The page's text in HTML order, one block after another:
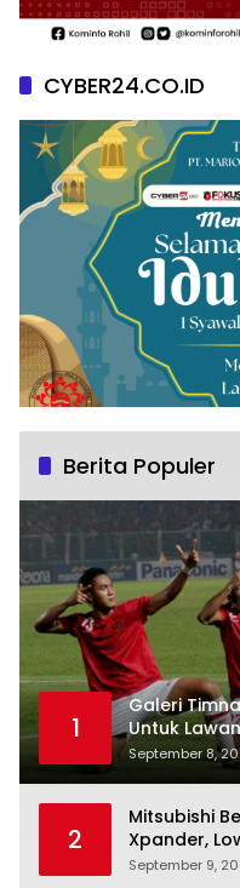
CYBER24.CO.ID
Berita Populer
1
Galeri
Untuk
September 8,
2
Mitsubishi
Xpander,
September 9,